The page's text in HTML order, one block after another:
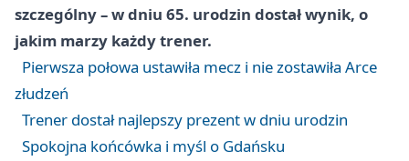
szczególny – w dniu 65. urodzin dostał wynik, o
jakim marzy każdy trener.
Pierwsza połowa ustawiła mecz i nie zostawiła Arce
złudzeń
Trener dostał najlepszy prezent w dniu urodzin
Spokojna końcówka i myśl o Gdańsku